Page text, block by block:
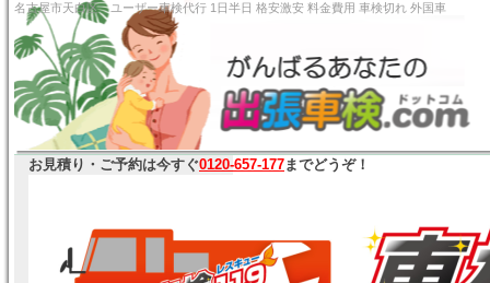
名古屋市天白区 ユーザー車検代行 1日半日 格安激安 料
お見積り・ご予約は今すぐ0120-657-177までどうぞ！